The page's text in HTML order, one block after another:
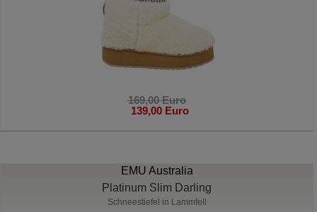
169,00 Euro
139,00 Euro
EMU Australia
Platinum Slim Darling
Schneestiefel in Lammfell